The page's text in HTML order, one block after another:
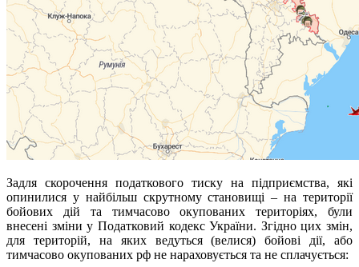
Задля скорочення податкового тиску на підприємства, які
опинилися у найбільш скрутному становищі – на території
бойових дій та тимчасово окупованих територіях, були
внесені зміни у Податковий кодекс України. Згідно цих змін,
для територій, на яких ведуться (велися) бойові дії, або
тимчасово окупованих рф не нараховується та не сплачується: